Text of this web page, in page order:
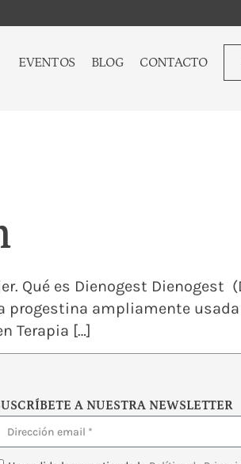
EVENTOS BLOG CONTACTO
Qué es Dienogest Dienogest
progestina ampliamente usada
Terapia […]
A NUESTRA NEWSLETTER